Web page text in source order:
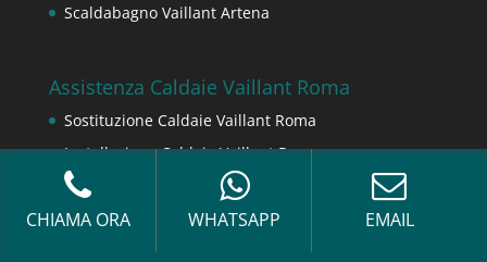
Scaldabagno Vaillant Artena
Assistenza Caldaie Vaillant Roma
Sostituzione Caldaie Vaillant Roma
Installazione Caldaie Vaillant Roma
Scaldabagno a Gas Vaillant Roma
Prima Accensione Caldaie Vaillant Roma
Assistenza Vaillant Roma
CHIAMA ORA WHATSAPP EMAIL